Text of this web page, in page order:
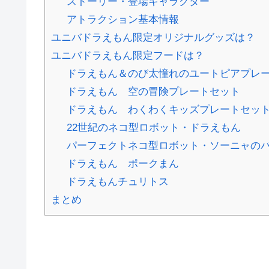
アトラクション基本情報
ユニバドラえもん限定オリジナルグッズは？
ユニバドラえもん限定フードは？
ドラえもん＆のび太憧れのユートピアプレ
ドラえもん 空の冒険プレートセット
ドラえもん わくわくキッズプレートセット
22世紀のネコ型ロボット・ドラえもん
パーフェクトネコ型ロボット・ソーニャの
ドラえもん ポークまん
ドラえもんチュリトス
まとめ